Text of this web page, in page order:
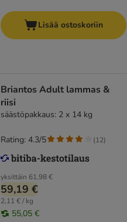
Lisää ostoskoriin
Briantos Adult lammas &
riisi
säästöpakkaus: 2 x 14 kg
yksittäin 61,98 €
59,19 €
2,11 € / kg
55,05 €
Rating: 4.3/5 (12)